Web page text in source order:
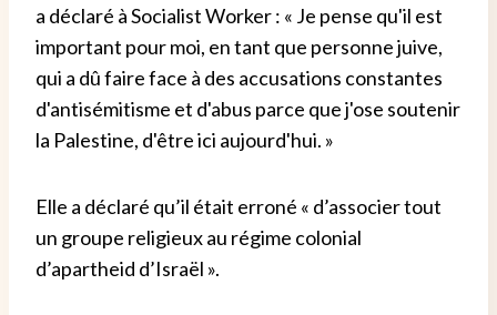
a déclaré à Socialist Worker : « Je pense qu'il est
important pour moi, en tant que personne juive,
qui a dû faire face à des accusations constantes
d'antisémitisme et d'abus parce que j'ose soutenir
la Palestine, d'être ici aujourd'hui. »
Elle a déclaré qu’il était erroné « d’associer tout
un groupe religieux au régime colonial
d’apartheid d’Israël ».